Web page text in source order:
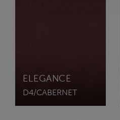
ELEGANCE
D4/CABERNET